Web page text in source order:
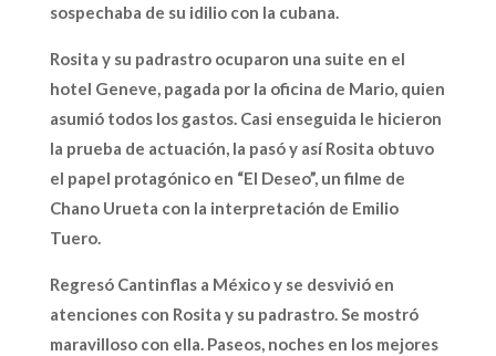
sospechaba de su idilio con la cubana.
Rosita y su padrastro ocuparon una suite en el
hotel Geneve, pagada por la oficina de Mario, quien
asumió todos los gastos. Casi enseguida le hicieron
la prueba de actuación, la pasó y así Rosita obtuvo
el papel protagónico en “El Deseo”, un filme de
Chano Urueta con la interpretación de Emilio
Tuero.
Regresó Cantinflas a México y se desvivió en
atenciones con Rosita y su padrastro. Se mostró
maravilloso con ella. Paseos, noches en los mejores